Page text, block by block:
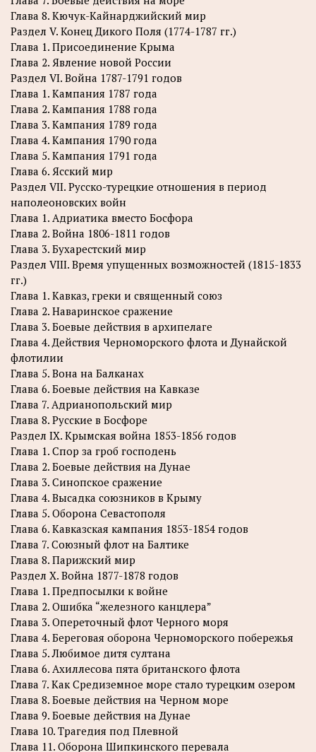
Глава 8. Кючук-Кайнарджийский мир
Раздел V. Конец Дикого Поля (1774-1787 гг.)
Глава 1. Присоединение Крыма
Глава 2. Явление новой России
Раздел VI. Война 1787-1791 годов
Глава 1. Кампания 1787 года
Глава 2. Кампания 1788 года
Глава 3. Кампания 1789 года
Глава 4. Кампания 1790 года
Глава 5. Кампания 1791 года
Глава 6. Ясский мир
Раздел VII. Русско-турецкие отношения в период
наполеоновских войн
Глава 1. Адриатика вместо Босфора
Глава 2. Война 1806-1811 годов
Глава 3. Бухарестский мир
Раздел VIII. Время упущенных возможностей (1815-1833
гг.)
Глава 1. Кавказ, греки и священный союз
Глава 2. Наваринское сражение
Глава 3. Боевые действия в архипелаге
Глава 4. Действия Черноморского флота и Дунайской
флотилии
Глава 5. Вона на Балканах
Глава 6. Боевые действия на Кавказе
Глава 7. Адрианопольский мир
Глава 8. Русские в Босфоре
Раздел IX. Крымская война 1853-1856 годов
Глава 1. Спор за гроб господень
Глава 2. Боевые действия на Дунае
Глава 3. Синопское сражение
Глава 4. Высадка союзников в Крыму
Глава 5. Оборона Севастополя
Глава 6. Кавказская кампания 1853-1854 годов
Глава 7. Союзный флот на Балтике
Глава 8. Парижский мир
Раздел X. Война 1877-1878 годов
Глава 1. Предпосылки к войне
Глава 2. Ошибка “железного канцлера”
Глава 3. Опереточный флот Черного моря
Глава 4. Береговая оборона Черноморского побережья
Глава 5. Любимое дитя султана
Глава 6. Ахиллесова пята британского флота
Глава 7. Как Средиземное море стало турецким озером
Глава 8. Боевые действия на Черном море
Глава 9. Боевые действия на Дунае
Глава 10. Трагедия под Плевной
Глава 11. Оборона Шипкинского перевала